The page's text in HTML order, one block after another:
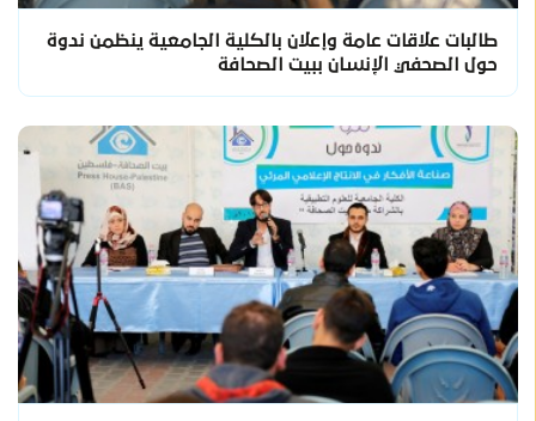
طالبات علاقات عامة وإعلان بالكلية الجامعية ينظمن ندوة
حول الصحفي الإنسان ببيت الصحافة